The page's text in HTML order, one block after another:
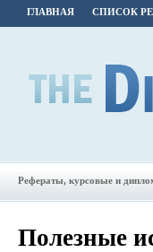
ГЛАВНАЯ СПИСОК
Рефераты, курсовые и
Полезные